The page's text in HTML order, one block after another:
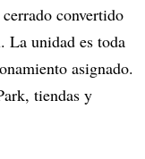
convertido
La unidad es toda
asignado.
tiendas y